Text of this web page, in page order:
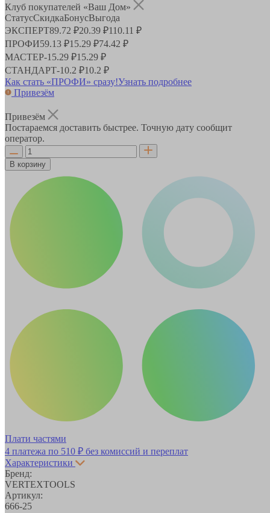
Клуб покупателей «Ваш Дом»
СтатусСкидкаБонусВыгода
ЭКСПЕРТ89.72 ₽20.39 ₽110.11 ₽
ПРОФИ59.13 ₽15.29 ₽74.42 ₽
МАСТЕР-15.29 ₽15.29 ₽
СТАНДАРТ-10.2 ₽10.2 ₽
Как стать «ПРОФИ» сразу!Узнать подробнее
Привезём
Привезём
Постараемся доставить быстрее. Точную дату сообщит
оператор.
В корзину
Плати частями
4 платежа по 510 ₽ без комиссий и переплат
Характеристики
Бренд:
VERTEXTOOLS
Артикул:
666-25